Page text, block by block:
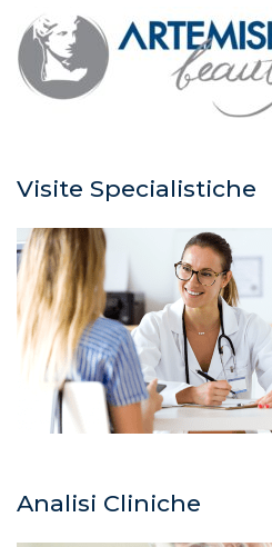
Visite Specialistiche
Analisi Cliniche